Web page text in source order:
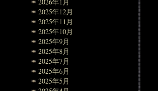
2025年12月
2025年11月
2025年10月
2025年9月
2025年8月
2025年7月
2025年6月
2025年5月